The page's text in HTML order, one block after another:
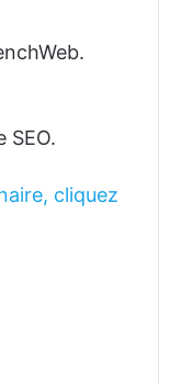
SEO.
cliquez